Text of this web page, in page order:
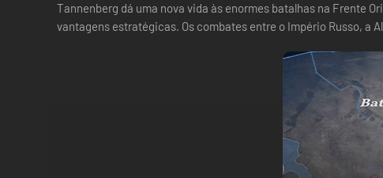
Tannenberg dá uma nova vida às enormes batalhas na Frente
vantagens estratégicas. Os combates entre o Império Russo, a